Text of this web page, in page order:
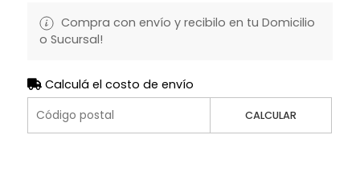
Compra con envío y recibilo en tu Domicilio
o Sucursal!
Calculá el costo de envío
CALCULAR